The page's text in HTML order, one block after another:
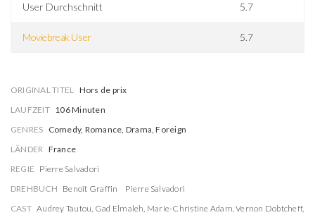
User Durchschnitt 5.7
Moviebreak User 5.7
ORIGINAL TITEL Hors de prix
LAUFZEIT 106 Minuten
GENRES Comedy, Romance, Drama, Foreign
LÄNDER France
REGIE Pierre Salvadori
DREHBUCH Benoît Graffin
Pierre Salvadori
CAST Audrey Tautou, Gad Elmaleh, Marie-Christine Adam,Vernon Dobtcheff,